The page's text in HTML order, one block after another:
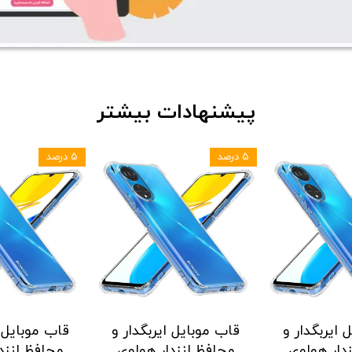
قاب موبایل
۵ درصد
قاب موبایل ایربگدار و
۵ درصد
ایربگدار و
پیشنهادات بیشتر